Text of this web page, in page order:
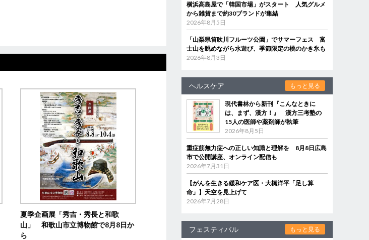
夏季企画展「秀吉・秀長と和歌
山」 和歌山市立博物館で8月8日か
ら
横浜高島屋で「韓国市場」がスタート 人気グルメ
から雑貨まで約30ブランドが集結
2026年8月5日
「山梨県笛吹川フルーツ公園」でサマーフェス 富
士山を眺めながら水遊び、季節限定の桃のかき氷も
2026年8月3日
ヘルスケア もっと見る
現代書林から新刊『こんなときに
は、まず、漢方！』 漢方三考塾の
15人の医師や薬剤師が執筆
2026年8月5日
重症筋無力症への正しい知識と理解を 8月8日広島
市で公開講座、オンライン配信も
2026年7月31日
【がんを生きる緩和ケア医・大橋洋平「足し算
命」】天空を見上げて
2026年7月28日
フェスティバル もっと見る